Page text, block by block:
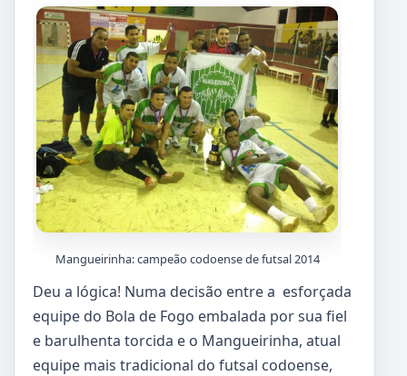
Mangueirinha: campeão codoense de futsal 2014
Deu a lógica! Numa decisão entre a esforçada
equipe do Bola de Fogo embalada por sua fiel
e barulhenta torcida e o Mangueirinha, atual
equipe mais tradicional do futsal codoense,